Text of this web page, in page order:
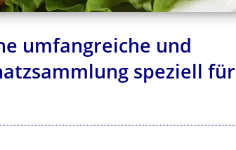
umfangreiche und
speziell für